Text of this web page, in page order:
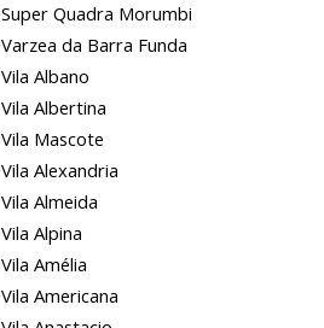
Super Quadra Morumbi
Varzea da Barra Funda
Vila Albano
Vila Albertina
Vila Mascote
Vila Alexandria
Vila Almeida
Vila Alpina
Vila Amélia
Vila Americana